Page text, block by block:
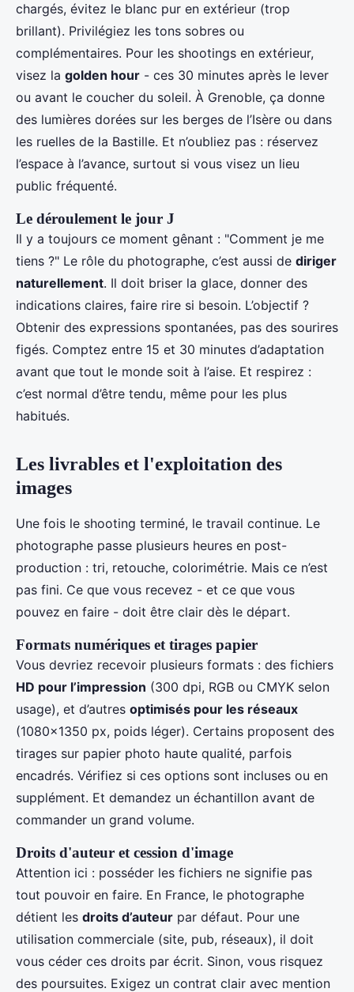
chargés, évitez le blanc pur en extérieur (trop
brillant). Privilégiez les tons sobres ou
complémentaires. Pour les shootings en extérieur,
visez la golden hour - ces 30 minutes après le lever
ou avant le coucher du soleil. À Grenoble, ça donne
des lumières dorées sur les berges de l’Isère ou dans
les ruelles de la Bastille. Et n’oubliez pas : réservez
l’espace à l’avance, surtout si vous visez un lieu
public fréquenté.
Le déroulement le jour J
Il y a toujours ce moment gênant : "Comment je me
tiens ?" Le rôle du photographe, c’est aussi de diriger
naturellement. Il doit briser la glace, donner des
indications claires, faire rire si besoin. L’objectif ?
Obtenir des expressions spontanées, pas des sourires
figés. Comptez entre 15 et 30 minutes d’adaptation
avant que tout le monde soit à l’aise. Et respirez :
c’est normal d’être tendu, même pour les plus
habitués.
Les livrables et l'exploitation des
images
Une fois le shooting terminé, le travail continue. Le
photographe passe plusieurs heures en post-
production : tri, retouche, colorimétrie. Mais ce n’est
pas fini. Ce que vous recevez - et ce que vous
pouvez en faire - doit être clair dès le départ.
Formats numériques et tirages papier
Vous devriez recevoir plusieurs formats : des fichiers
HD pour l’impression (300 dpi, RGB ou CMYK selon
usage), et d’autres optimisés pour les réseaux
(1080x1350 px, poids léger). Certains proposent des
tirages sur papier photo haute qualité, parfois
encadrés. Vérifiez si ces options sont incluses ou en
supplément. Et demandez un échantillon avant de
commander un grand volume.
Droits d'auteur et cession d'image
Attention ici : posséder les fichiers ne signifie pas
tout pouvoir en faire. En France, le photographe
détient les droits d’auteur par défaut. Pour une
utilisation commerciale (site, pub, réseaux), il doit
vous céder ces droits par écrit. Sinon, vous risquez
des poursuites. Exigez un contrat clair avec mention